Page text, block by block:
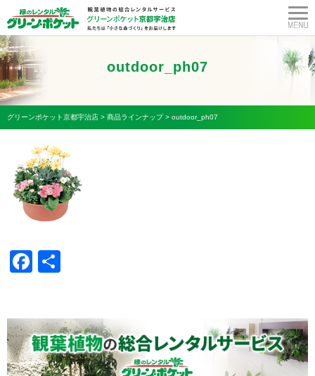
outdoor_ph07
グリーンポケット京都宇治店 > 商品ラインナップ> outdoor_ph07
Facebook